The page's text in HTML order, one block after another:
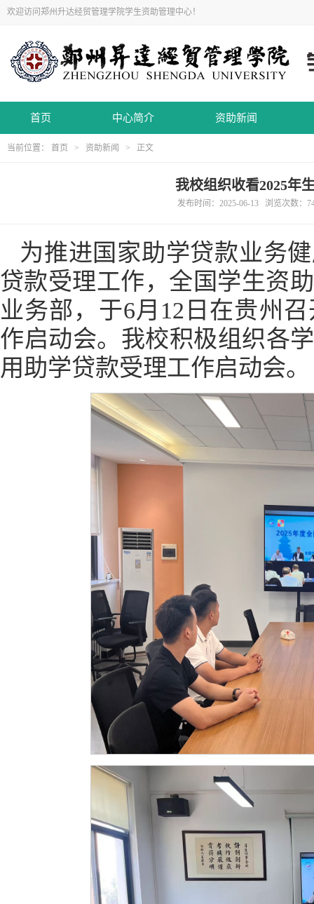
欢迎访问郑州升达经贸管理学院学生资助管理中心！
首页 中心简介 资助新闻
当前位置： 首页 > 资助新闻 > 正文
我校组织收看2025年
发布时间：2025-06-13 浏览次数：
为推进国家助学贷款业务
贷款受理工作，全国学生资
业务部，于6月12日在贵州
作启动会。我校积极组织各
用助学贷款受理工作启动会。